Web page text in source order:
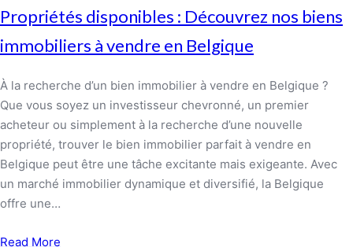
Propriétés disponibles : Découvrez nos biens
immobiliers à vendre en Belgique
À la recherche d’un bien immobilier à vendre en Belgique ?
Que vous soyez un investisseur chevronné, un premier
acheteur ou simplement à la recherche d’une nouvelle
propriété, trouver le bien immobilier parfait à vendre en
Belgique peut être une tâche excitante mais exigeante. Avec
un marché immobilier dynamique et diversifié, la Belgique
offre une…
Read More